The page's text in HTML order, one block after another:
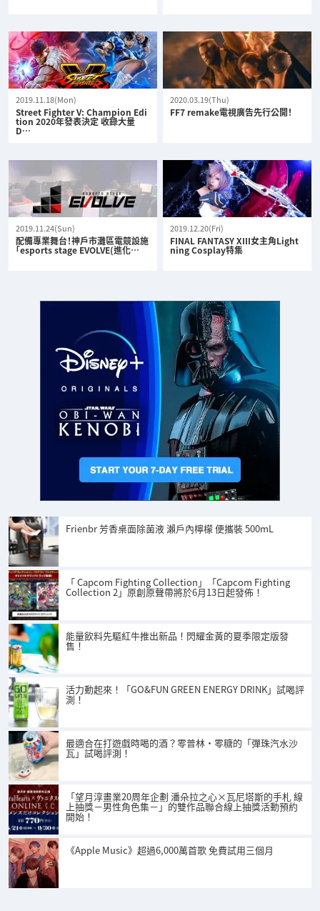
2019.11.18(Mon)
Street Fighter V: Champion Edi
tion 2020年發表決定 收錄大量
D…
2020.03.19(Thu)
FF7 remake電視廣告先行公開！
2019.11.24(Sun)
配備專業舞台！神戶市灘區電競設施
「esports stage EVOLVE(進化…
2019.12.20(Fri)
FINAL FANTASY XIII女主角Light
ning Cosplay特集
Frienbr 芳香桌面除菌液 瀨戶內檸檬 便攜裝 500mL
「 Capcom Fighting Collection」「Capcom Fighting
Collection 2」原創原聲帶將於6月13日起發佈！
能量飲料先驅紅牛推出新品！閃耀金黃的夏季限定版發
售！
活力動起來！「GO&FUN GREEN ENERGY DRINK」試喝評
測！
最適合在打遊戲時喝的酒？零普林・零糖的「彈珠汽水沙
瓦」試喝評測！
「望月淳畫業20周年企劃 潘朵拉之心×瓦尼塔斯的手札 線
上抽獎－男性角色集－」的雙作品聯合線上抽獎活動預約
開始！
《Apple Music》超過6,000萬首歌 免費試用三個月